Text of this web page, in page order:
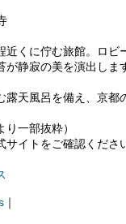
近くに佇む旅館。ロ
静寂の美を演出しま
露天風呂を備え、京都
り一部抜粋）
サイトをご確認くださ
｜